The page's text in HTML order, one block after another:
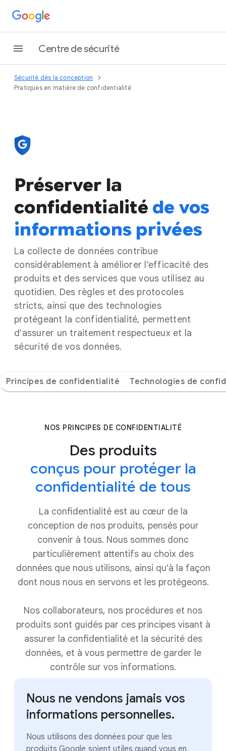
Centre de sécurité
Sécurité dès la conception
Pratiques en matière de confidentialité
Préserver la
confidentialité de vos
informations privées
La collecte de données contribue
considérablement à améliorer l'efficacité des
produits et des services que vous utilisez au
quotidien. Des règles et des protocoles
stricts, ainsi que des technologies
protégeant la confidentialité, permettent
d'assurer un traitement respectueux et la
sécurité de vos données.
Principes de confidentialité Technologies de
NOS PRINCIPES DE CONFIDENTIALITÉ
Des produits
conçus pour protéger la
confidentialité de tous
La confidentialité est au cœur de la
conception de nos produits, pensés pour
convenir à tous. Nous sommes donc
particulièrement attentifs au choix des
données que nous utilisons, ainsi qu'à la façon
dont nous nous en servons et les protégeons.
Nos collaborateurs, nos procédures et nos
produits sont guidés par ces principes visant à
assurer la confidentialité et la sécurité des
données, et à vous permettre de garder le
contrôle sur vos informations.
Nous ne vendons jamais vos
informations personnelles.
Nous utilisons des données pour que les
produits Google soient utiles quand vous en